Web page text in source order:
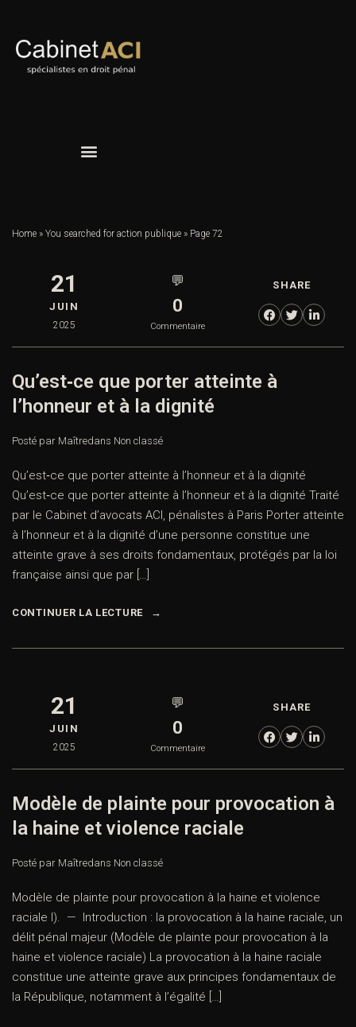
Home » You searched for action publique » Page 72
21
JUIN
2025
💬
0
Commentaire
SHARE
Qu’est‑ce que porter atteinte à
l’honneur et à la dignité
Posté par Maîtredans Non classé
Qu’est‑ce que porter atteinte à l’honneur et à la dignité
Qu’est‑ce que porter atteinte à l’honneur et à la dignité Traité
par le Cabinet d’avocats ACI, pénalistes à Paris Porter atteinte
à l’honneur et à la dignité d’une personne constitue une
atteinte grave à ses droits fondamentaux, protégés par la loi
française ainsi que par […]
CONTINUER LA LECTURE
21
JUIN
2025
💬
0
Commentaire
SHARE
Modèle de plainte pour provocation à
la haine et violence raciale
Posté par Maîtredans Non classé
Modèle de plainte pour provocation à la haine et violence
raciale I). — Introduction : la provocation à la haine raciale, un
délit pénal majeur (Modèle de plainte pour provocation à la
haine et violence raciale) La provocation à la haine raciale
constitue une atteinte grave aux principes fondamentaux de
la République, notamment à l’égalité […]